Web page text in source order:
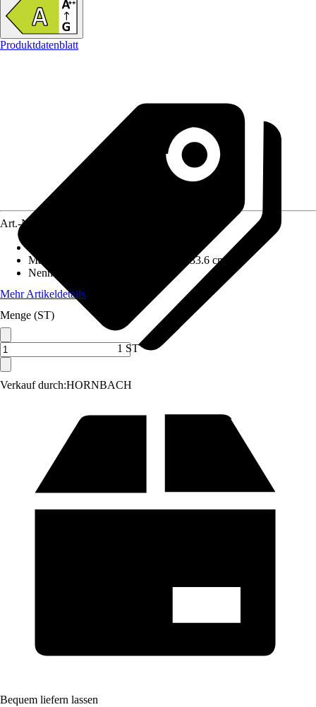
Produktdatenblatt
Verkauf durch:HORNBACH
Art.-Nr.
Maße (BxHxT)
44.1 cm x 75 cm x 33.6 cm
Nennwärmeleistung
Mehr Artikeldetails
Menge (ST)
1 ST
Bequem liefern lassen